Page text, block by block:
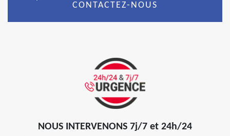
CONTACTEZ-NOUS
NOUS INTERVENONS 7j/7 et 24h/24